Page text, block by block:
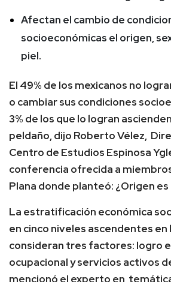
Afectan el cambio de
socioeconómicas el origen,
piel.
El 49% de los mexicanos no
o cambiar sus condiciones
3% de los que lo logran
peldaño, dijo Roberto Vélez,
Centro de Estudios Espinosa
conferencia ofrecida a
Plana donde planteó: ¿Origen
La estratificación económica
en cinco niveles ascendentes en
consideran tres factores: logro
ocupacional y servicios activos
mencionó el experto en